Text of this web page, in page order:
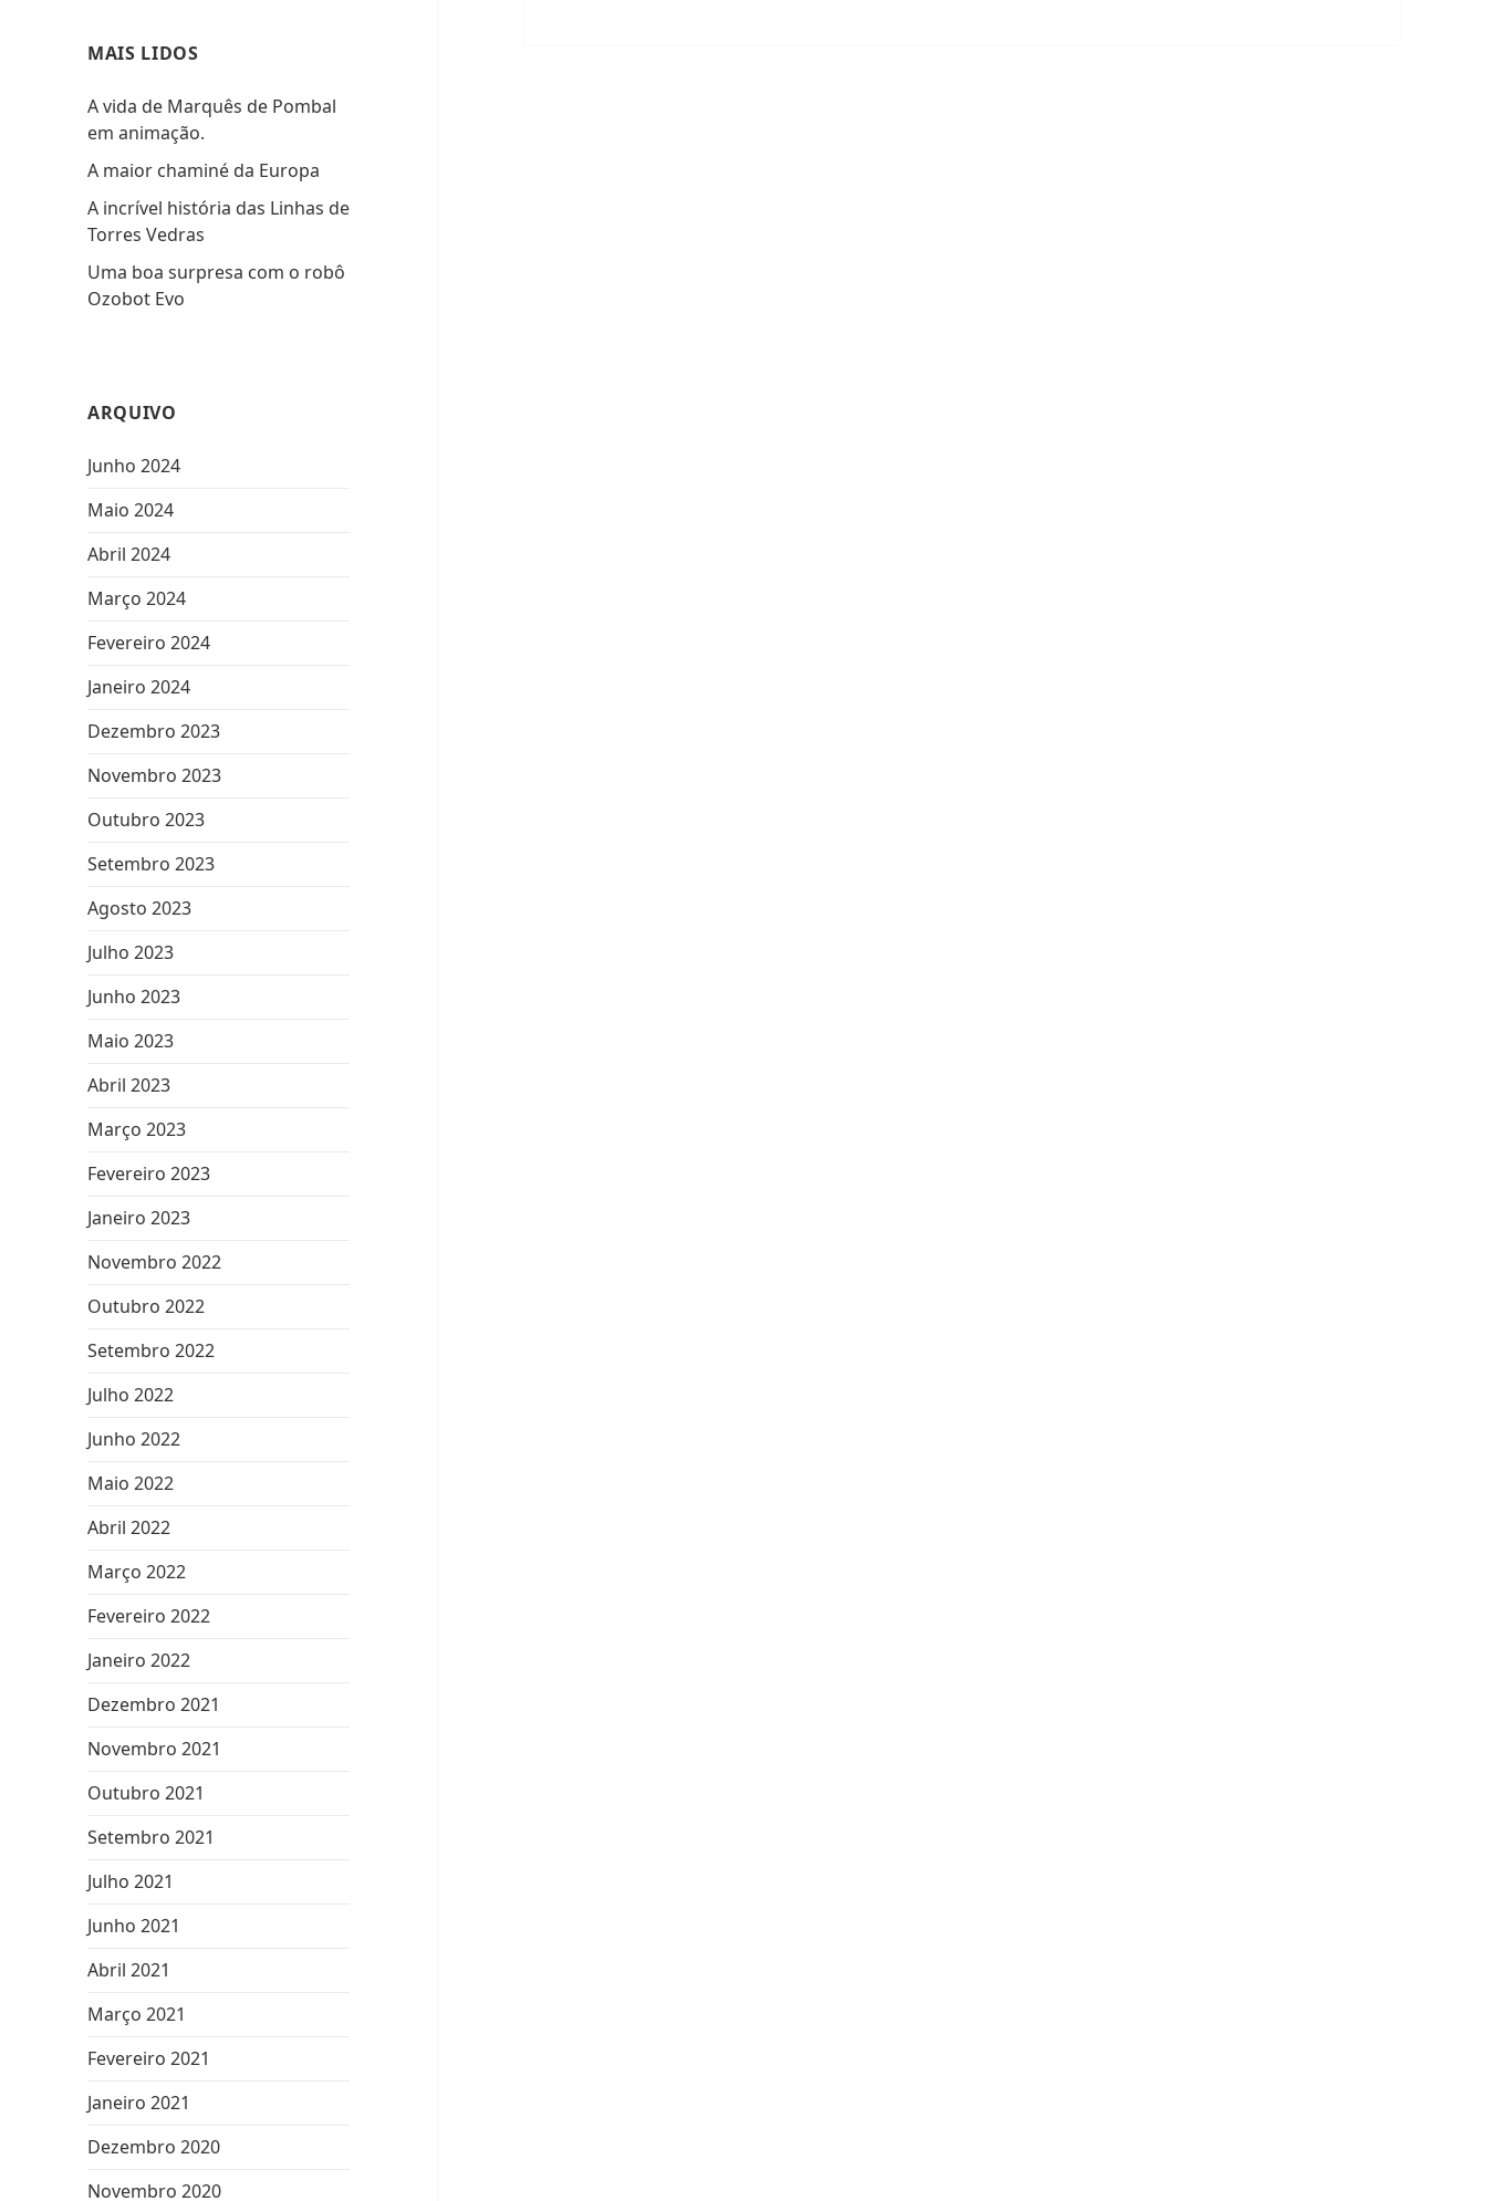
MAIS LIDOS
A vida de Marquês de Pombal
em animação.
A maior chaminé da Europa
A incrível história das Linhas de
Torres Vedras
Uma boa surpresa com o robô
Ozobot Evo
ARQUIVO
Junho 2024
Maio 2024
Abril 2024
Março 2024
Fevereiro 2024
Janeiro 2024
Dezembro 2023
Novembro 2023
Outubro 2023
Setembro 2023
Agosto 2023
Julho 2023
Junho 2023
Maio 2023
Abril 2023
Março 2023
Fevereiro 2023
Janeiro 2023
Novembro 2022
Outubro 2022
Setembro 2022
Julho 2022
Junho 2022
Maio 2022
Abril 2022
Março 2022
Fevereiro 2022
Janeiro 2022
Dezembro 2021
Novembro 2021
Outubro 2021
Setembro 2021
Julho 2021
Junho 2021
Abril 2021
Março 2021
Fevereiro 2021
Janeiro 2021
Dezembro 2020
Novembro 2020